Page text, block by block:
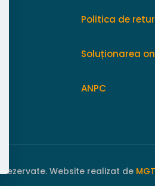
Politica de retur
Soluționarea
ANPC
rezervate. Website realizat de